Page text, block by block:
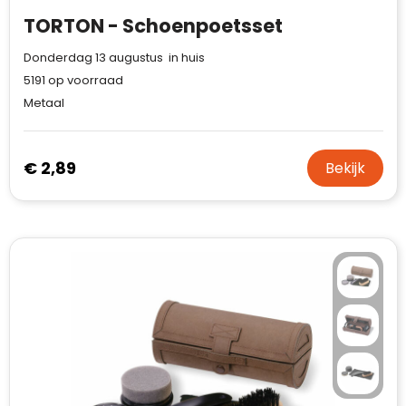
GolfOriginals
James Harvest
Kingcap
TORTON - Schoenpoetsset
Donderdag 13 augustus in huis
5191 op voorraad
Metaal
€ 2,89 Bekijk